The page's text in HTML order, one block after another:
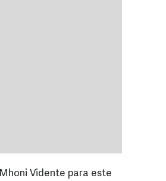
Vidente para este